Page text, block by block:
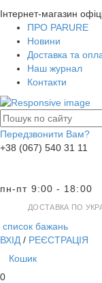
Інтернет-магазин
ПРО PARURE
Новини
Доставка та
Наш журнал
Контакти
Передзвонити Вам?
+38 (067) 540 31 11
пн-пт 9:00 - 18:00
ДОСТАВКА ПО
список бажань
ВХІД / РЕЄСТРАЦІЯ
Кошик
0